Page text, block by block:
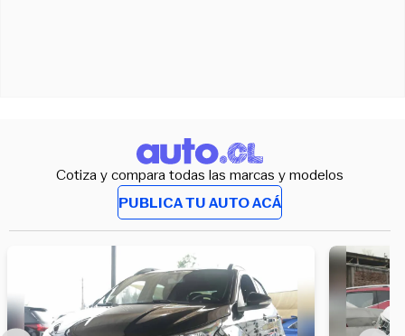
Cotiza y compara todas las marcas y modelos
PUBLICA TU AUTO ACÁ